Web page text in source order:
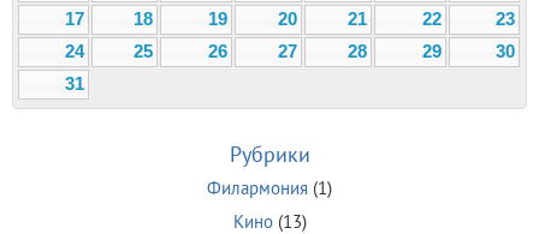
17
18 19 20 21 22
23
24
25 26 27 28 29
30
31
Рубрики
Филармония (1)
Кино(13)